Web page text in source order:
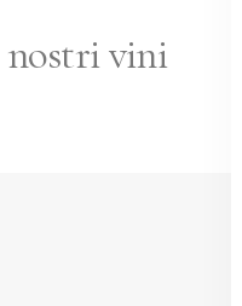
nostri vini